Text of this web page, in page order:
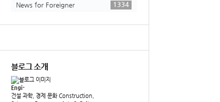
News for Foreigner
1334
블로그 소개
Engi-
건설 과학, 경제 문화 Construction,